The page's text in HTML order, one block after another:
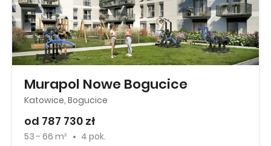
Murapol Nowe Bogucice
Katowice, Bogucice
od 787 730 zł
53 - 66 m² 4 pok.